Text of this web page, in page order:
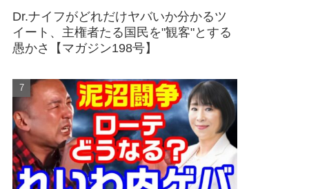
Dr.ナイフがどれだけヤバいか分かるツ
イート、主権者たる国民を"観客"とする
愚かさ【マガジン198号】